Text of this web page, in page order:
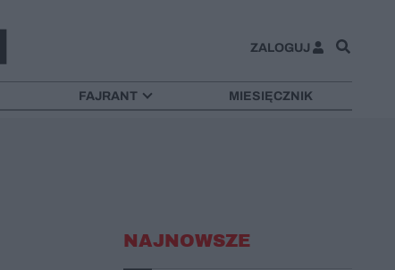
ZALOGUJ
FAJRANT MIESIĘCZNIK
NAJNOWSZE